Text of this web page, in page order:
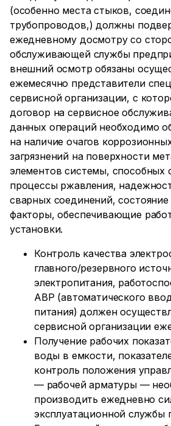
(особенно места стыков,
трубопроводов,) должны
ежедневному досмотру со
обслуживающей службы
внешний осмотр обязаны
ежемесячно представители
сервисной организации, с
договор на сервисное
данных операций необходимо
на наличие очагов
загрязнений на поверхности
элементов системы, способных
процессы ржавления,
сварных соединений,
факторы, обеспечивающие
установки.
Контроль качества
главного/резервного
электропитания,
АВР (автоматического
питания) должен
сервисной организации
Получение рабочих
воды в емкости,
контроль положения
— рабочей арматуры —
производить ежедневно
эксплуатационной службы